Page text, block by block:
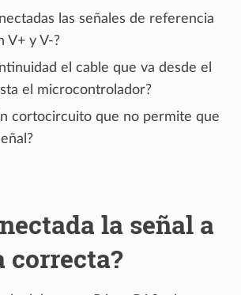
las señales de referencia
V+ y V-?
el cable que va desde el
el microcontrolador?
cortocircuito que no permite que
la señal a
correcta?